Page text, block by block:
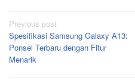
Post
navigation
Previous post
Spesifikasi Samsung Galaxy A13:
Ponsel Terbaru dengan Fitur
Menarik